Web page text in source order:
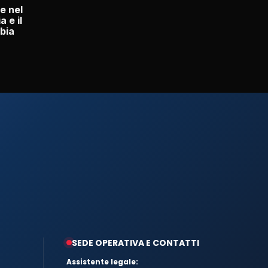
nel
e il
SEDE OPERATIVA E CONTATTI
Assistente legale: